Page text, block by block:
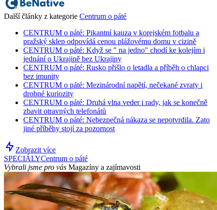
Další články z kategorie Centrum o páté
CENTRUM o páté: Pikantní kauza v korejském fotbalu a
pražský sklep odpovídá cenou plážovému domu v cizině
CENTRUM o páté: Když se " na jedno" chodí ke kolejím i
jednání o Ukrajině bez Ukrajiny
CENTRUM o páté: Rusko přišlo o letadla a příběh o chlapci
bez imunity
CENTRUM o páté: Mezinárodní napětí, nečekané zvraty i
drobné kuriozity
CENTRUM o páté: Druhá vlna veder i rady, jak se konečně
zbavit otravných telefonátů
CENTRUM o páté: Nebezpečná nákaza se nepotvrdila. Zato
jiné příběhy stojí za pozornost
Zobrazit více
SPECIÁLYCentrum o páté
Vybrali jsme pro vás Magazíny a zajímavosti